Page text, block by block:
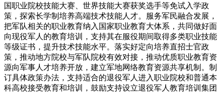
国职业院校技能大赛、世界技能大赛获奖选手等免试入学政
策，探索长学制培养高端技术技能人才。服务军民融合发展，
把军队相关的职业教育纳入国家职业教育大体系，共同做好面
向现役军人的教育培训，支持其在服役期间取得多类职业技能
等级证书，提升技术技能水平。落实好定向培养直招士官政
策，推动地方院校与军队院校有效对接，推动优质职业教育资
源向军事人才培养开放，建立军地网络教育资源共享机制。制
订具体政策办法，支持适合的退役军人进入职业院校和普通本
科高校接受教育和培训，鼓励支持设立退役军人教育培训集团